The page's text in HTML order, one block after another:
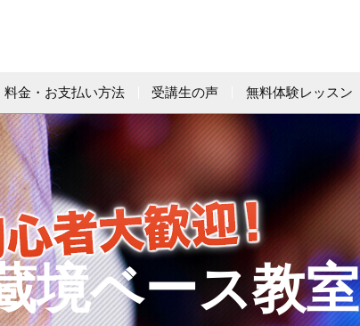
料金・お支払い方法 受講生の声 無料体験レッスン
境ベース教室